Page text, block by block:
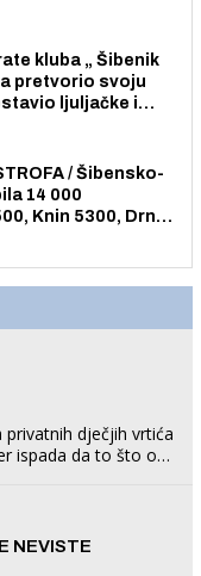
kluba „ Šibenik
pretvorio svoju
ljuljačke i
/ Šibensko-
14 000
Knin 5300, Drniš
privatnih dječjih vrtića
ispada da to što oni
NEVISTE